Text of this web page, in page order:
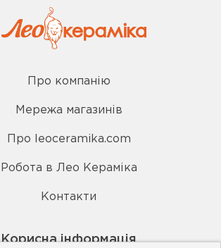
Про компанію
Мережа магазинів
Про leoceramika.com
Робота в Лео Кераміка
Контакти
Корисна інформація